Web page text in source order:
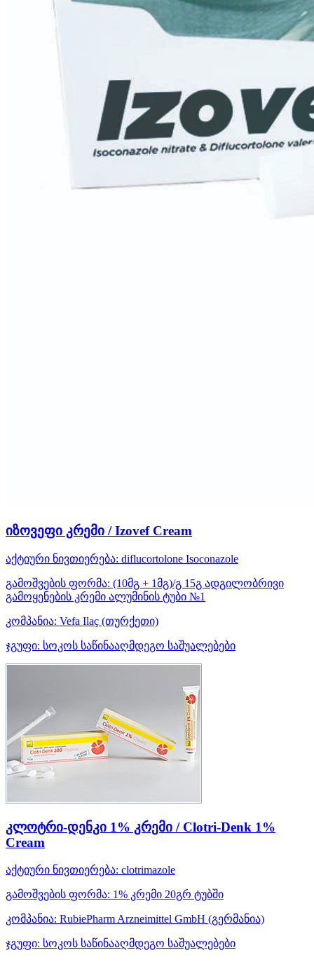
იზოვეფი კრემი / Izovef Cream
აქტიური ნივთიერება: diflucortolone Isoconazole
გამოშვების ფორმა: (10მგ + 1მგ)/გ 15გ ადგილობრივი
გამოყენების კრემი ალუმინის ტუბი №1
კომპანია: Vefa Ilaҫ (თურქეთი)
ჯგუფი: სოკოს საწინააღმდეგო საშუალებები
კლოტრი-დენკი 1% კრემი / Clotri-Denk 1%
Cream
აქტიური ნივთიერება: clotrimazole
გამოშვების ფორმა: 1% კრემი 20გრ ტუბში
კომპანია: RubiePharm Arzneimittel GmbH (გერმანია)
ჯგუფი: სოკოს საწინააღმდეგო საშუალებები